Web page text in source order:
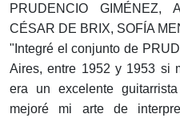
PRUDENCIO GIMÉNEZ,
CÉSAR DE BRIX, SOFÍA
"Integré el conjunto de
Aires, entre 1952 y 1953 si
era un excelente
mejoré mi arte de